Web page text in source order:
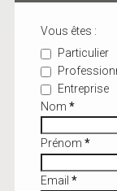
Vous êtes :
Particulier
Entreprise
Nom *
Prénom *
Email *